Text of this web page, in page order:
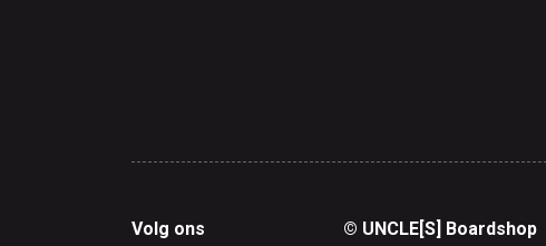
Volg ons © UNCLE[S] Boardshop